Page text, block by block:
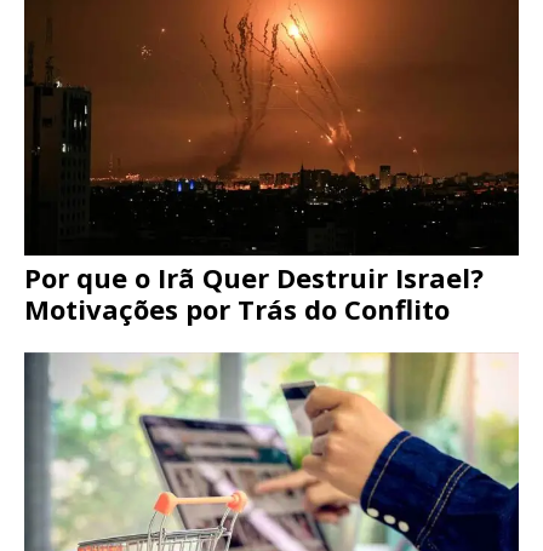
Por que o Irã Quer Destruir Israel?
Motivações por Trás do Conflito